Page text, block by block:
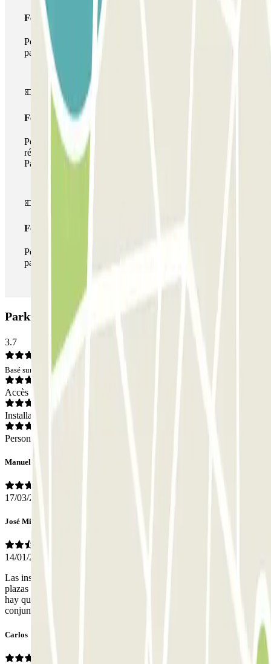
Forfait Simple
Pendant votre séjour, vous ne pourrez entrer et sortir du
parking qu'une seule fois
Forfait de stationnement multiple
Pendant votre séjour, vous pouvez utiliser l'ensemble du
réseau de parkings de cet opérateur disponible sur
Parclick.
Forfait illimité
Pendant votre séjour, vous pouvez entrer et sortir du
parking aussi souvent que vous le souhaitez.
Parking Atocha 70: Avis
3.7
Basé sur 37 avis
Accès
Installations
Personnel
Manuel
17/03/2026
José Miguel
14/01/2026
Las instalaciones son mejorables , esta viejo y poco cuidado. Las
plazas son aceptables y había sitio. Esta bien situado aunque salir
hay que ir con cuidado. Del personal poco se, pues no vi a nadie. En
conjunto fue aceptable pero mejorable.
Carlos